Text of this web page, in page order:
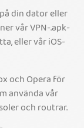
din dator eller
vår VPN-.apk-
eller vår iOS-
och Opera för
använda vår
och routrar.